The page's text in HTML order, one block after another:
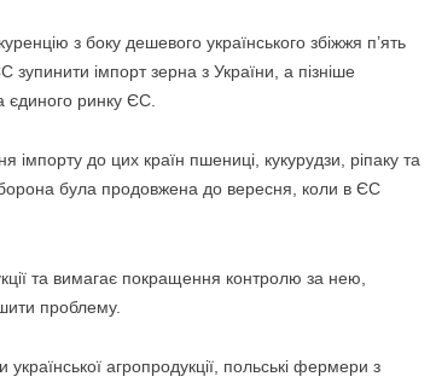
з боку дешевого українського збіжжя п’ять
імпорт зерна з України, а пізніше
єдиного ринку ЄС.
до цих країн пшениці, кукурудзи, ріпаку та
була продовжена до вересня, коли в ЄС
та вимагає покращення контролю за нею,
проблему.
агропродукції, польські фермери з